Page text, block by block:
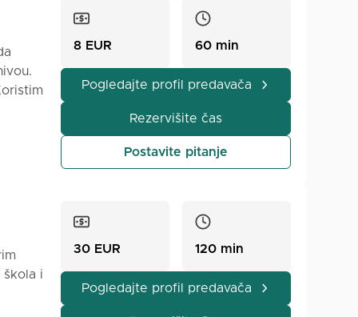
u
8 EUR 60 min
Pogledajte profil predavača
Rezervišite čas
Postavite pitanje
škola i
30 EUR 120 min
Pogledajte profil predavača